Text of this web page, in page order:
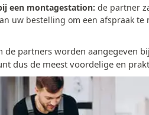
een montagestation: de partner
uw bestelling om een afspraak te
de partners worden aangegeven
dus de meest voordelige en